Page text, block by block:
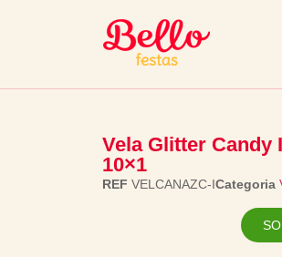
Vela Glitter Candy
10×1
REF VELCANAZC-ICategoria